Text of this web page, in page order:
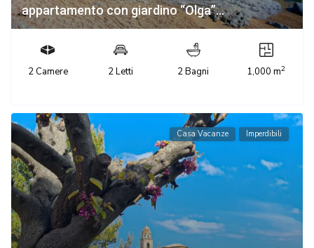
appartamento con giardino “Olga”...
2 Camere 2 Letti 2 Bagni 1,000 m2
Casa Vacanze Imperdibili